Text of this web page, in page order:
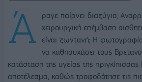
Ά
ραγε παίρνει διαζύγιο;
χειρουργική επέμβαση
είναι ζωντανή; Η
να καθησυχάσει τους
κατάσταση της υγείας της πριγκίπισσας
αποτέλεσμα, καθώς τροφοδότησε τις πιο